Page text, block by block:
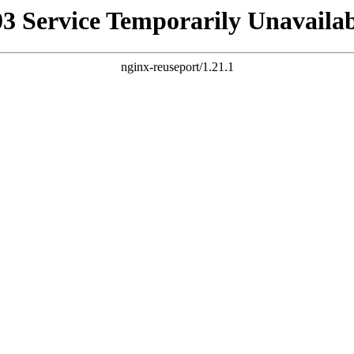
Service Temporarily
nginx-reuseport/1.21.1